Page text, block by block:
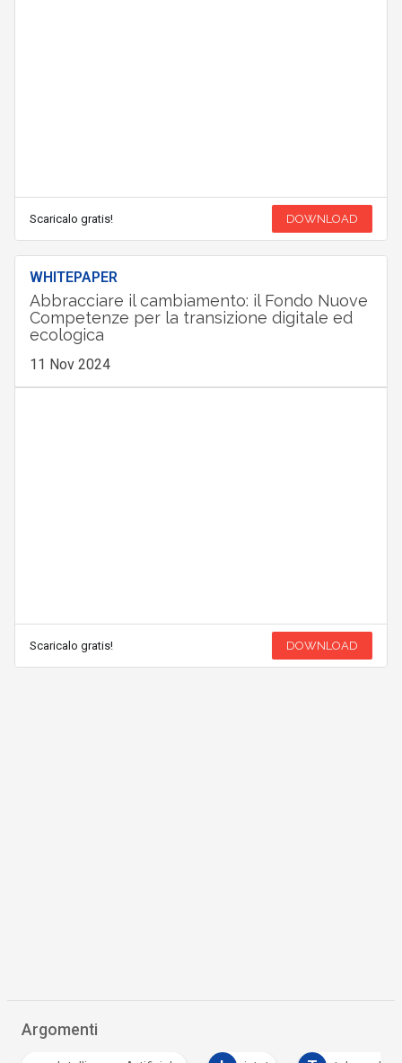
Scaricalo gratis! DOWNLOAD
WHITEPAPER
Abbracciare il cambiamento: il Fondo Nuove
Competenze per la transizione digitale ed
ecologica
11 Nov 2024
Scaricalo gratis! DOWNLOAD
Argomenti